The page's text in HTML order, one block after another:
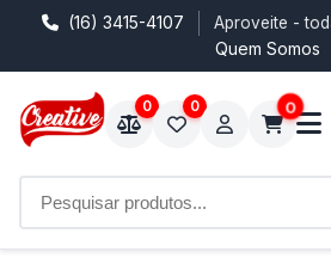
(16) 3415-4107 Aproveite -
Quem Somos
0 0 0